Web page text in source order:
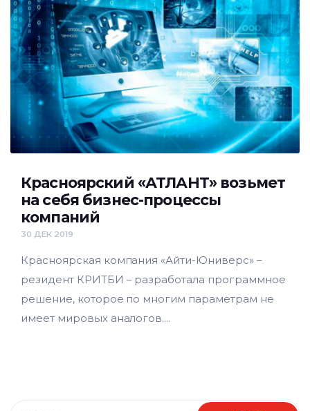
Красноярский «АТЛАНТ» возьмет
на себя бизнес-процессы
компаний
30 ДЕК 2019
Красноярская компания «Айти-Юниверс» –
резидент КРИТБИ – разработала программное
решение, которое по многим параметрам не
имеет мировых аналогов....